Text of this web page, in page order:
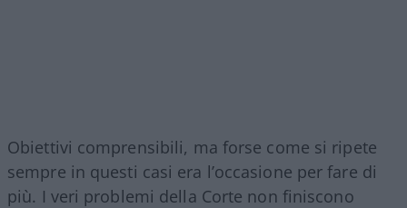
Obiettivi comprensibili, ma forse come si ripete
sempre in questi casi era l’occasione per fare di
più. I veri problemi della Corte non finiscono